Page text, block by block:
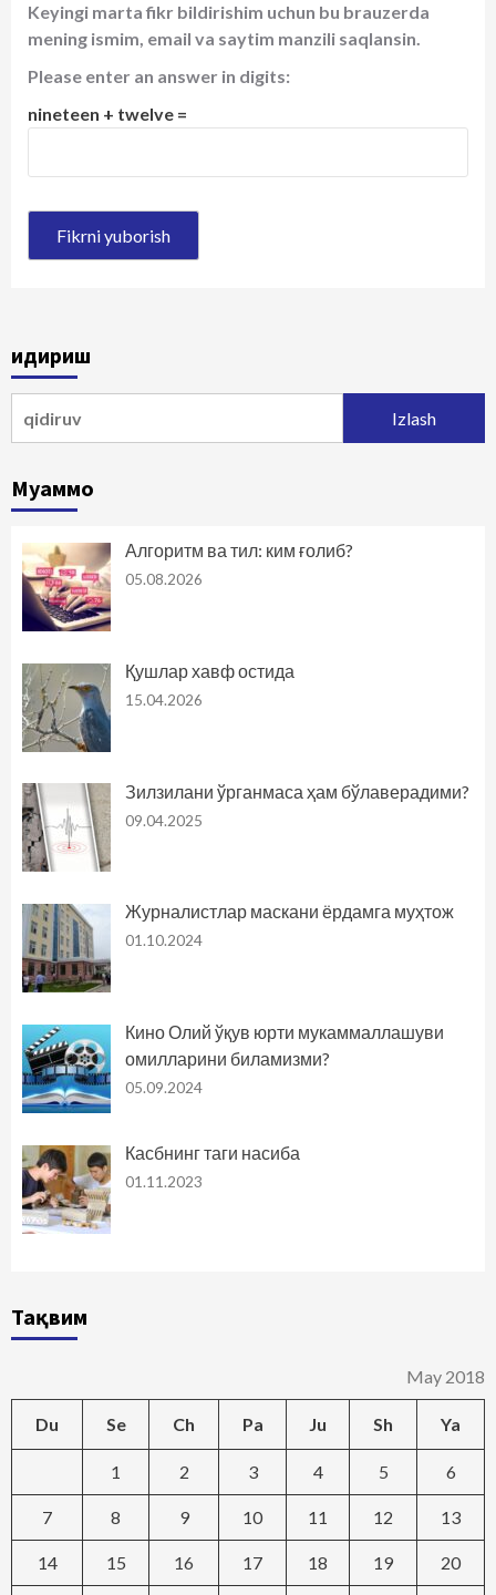
Keyingi marta fikr bildirishim uchun bu brauzerda
mening ismim, email va saytim manzili saqlansin.
Please enter an answer in digits:
nineteen + twelve =
Қидириш
Муаммо
Алгоритм ва тил: ким ғолиб?
05.08.2026
Қушлар хавф остида
15.04.2026
Зилзилани ўрганмаса ҳам бўлаверадими?
09.04.2025
Журналистлар маскани ёрдамга муҳтож
01.10.2024
Кино Олий ўқув юрти мукаммаллашуви
омилларини биламизми?
05.09.2024
Касбнинг таги насиба
01.11.2023
Тақвим
May 2018
Du Se Ch Pa Ju Sh Ya
1 2 3 4 5 6
7 8 9 10 11 12 13
14 15 16 17 18 19 20